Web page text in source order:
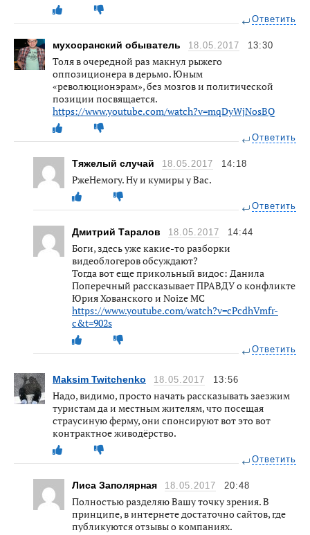
Ответить
мухосранский обыватель 18.05.2017 13:30
Толя в очередной раз макнул рыжего
оппозиционера в дерьмо. Юным
«революционэрам», без мозгов и политической
позиции посвящается.
https://www.youtube.com/watch?v=mqDyWjNosBQ
Ответить
Тяжелый случай 18.05.2017 14:18
РжeНемогу. Ну и кумиры у Вас.
Ответить
Дмитрий Таралов 18.05.2017 14:44
Боги, здесь уже какие-то разборки
видеоблогеров обсуждают?
Тогда вот еще прикольный видос: Данила
Поперечный рассказывает ПРАВДУ о конфликте
Юрия Хованского и Noize MC
https://www.youtube.com/watch?v=cPcdhVmfr-
c&t=902s
Ответить
Maksim Twitchenko 18.05.2017 13:56
Надо, видимо, просто начать рассказывать заезжим
туристам да и местным жителям, что посещая
страусиную ферму, они спонсируют вот это вот
контрактное живодёрство.
Ответить
Лиса Заполярная 18.05.2017 20:48
Полностью разделяю Вашу точку зрения. В
принципе, в интернете достаточно сайтов, где
публикуются отзывы о компаниях.